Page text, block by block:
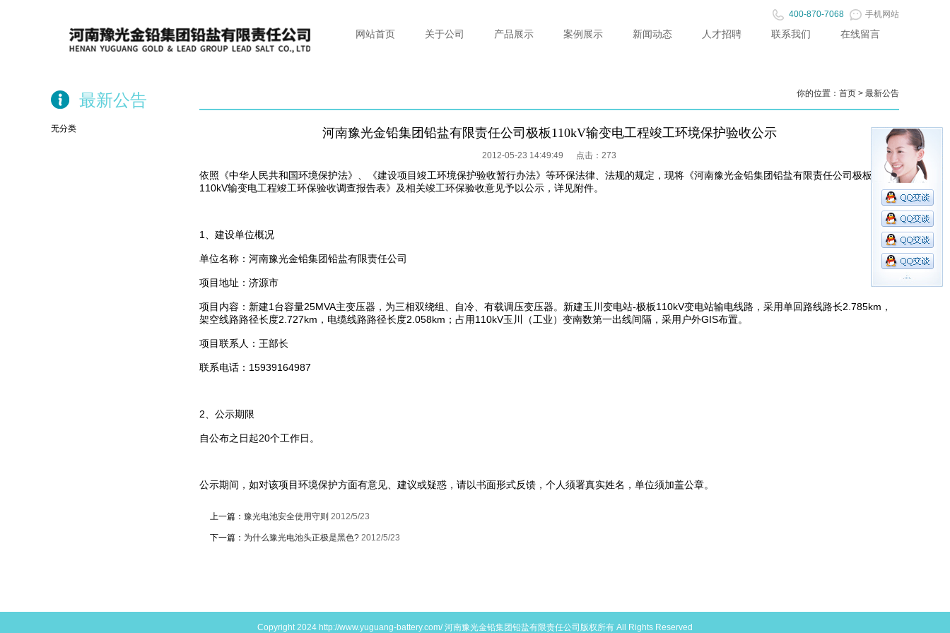
400-870-7068 手机网站
网站首页 关于公司 产品展示 案例展示 新闻动态 人才招聘 联系我们 在线留言
最新公告
无分类
你的位置： 首页 > 最新公告
河南豫光金铅集团铅盐有限责任公司极板110kV输变电工程竣工环境保护验收公示
2012-05-23 14:49:49 点击： 273
依照《中华人民共和国环境保护法》、《建设项目竣工环境保护验收暂行办法》等环保法律、法规的规定，现将《河南豫光金铅集团铅盐有限责任公司极板
110kV输变电工程竣工环保验收调查报告表》及相关竣工环保验收意见予以公示，详见附件。
1、建设单位概况
单位名称：河南豫光金铅集团铅盐有限责任公司
项目地址：济源市
项目内容：新建1台容量25MVA主变压器，为三相双绕组、自冷、有载调压变压器。新建玉川变电站-极板110kV变电站输电线路，采用单回路线路长2.785km，
架空线路路径长度2.727km，电缆线路路径长度2.058km；占用110kV玉川（工业）变南数第一出线间隔，采用户外GIS布置。
项目联系人：王部长
联系电话：15939164987
2、公示期限
自公布之日起20个工作日。
公示期间，如对该项目环境保护方面有意见、建议或疑惑，请以书面形式反馈，个人须署真实姓名，单位须加盖公章。
上一篇： 豫光电池安全使用守则 2012/5/23
下一篇： 为什么豫光电池头正极是黑色? 2012/5/23
Copyright 2024 http://www.yuguang-battery.com/河南豫光金铅集团铅盐有限责任公司版权所有 All Rights Reserved